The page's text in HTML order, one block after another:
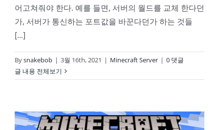
어고쳐줘야 한다. 예를 들면, 서버의 월드를 교체 한다던
가, 서버가 통신하는 포트값을 바꾼다던가 하는 것들
[...]
Bysnakebob | 3월 16th, 2021 | Minecraft Server | 0 댓글
글 내용 전체보기